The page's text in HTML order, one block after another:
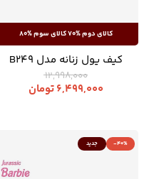
کیف پول زنانه مدل B249
12,998,000
6,499,000تومان
-40% جدید